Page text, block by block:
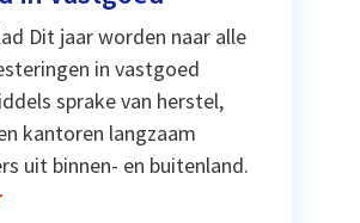
Dit jaar worden naar alle
in vastgoed
sprake van herstel,
kantoren langzaam
uit binnen- en buitenland.